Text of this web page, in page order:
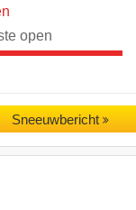
open
Sneeuwbericht